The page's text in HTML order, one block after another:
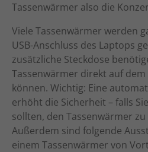
Tassenwärmer also die
Viele Tassenwärmer werden
USB-Anschluss des Laptops
zusätzliche Steckdose
Tassenwärmer direkt auf
können. Wichtig: Eine
erhöht die Sicherheit – falls
sollten, den Tassenwärmer
Außerdem sind folgende
einem Tassenwärmer von